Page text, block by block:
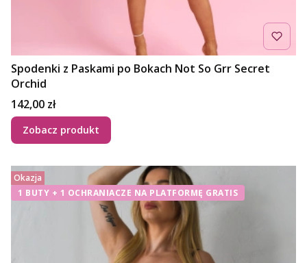
Spodenki z Paskami po Bokach Not So Grr Secret
Orchid
Cena
142,00 zł
Zobacz produkt
Okazja
1 BUTY + 1 OCHRANIACZE NA PLATFORMĘ GRATIS